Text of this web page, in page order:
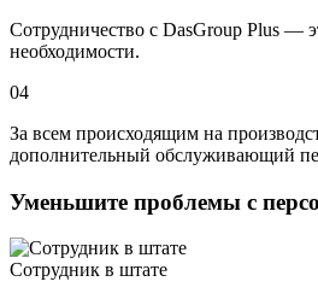
Сотрудничество с DasGroup Plus —
необходимости.
04
За всем происходящим на
дополнительный обслуживающий
Уменьшите проблемы с
Сотрудник в штате